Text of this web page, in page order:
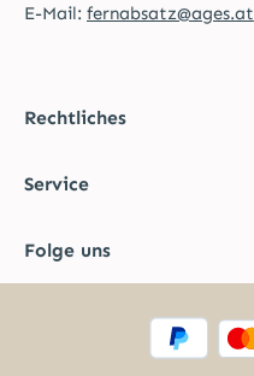
E-Mail: fernabsatz@ages.at
Rechtliches
Service
Folge uns